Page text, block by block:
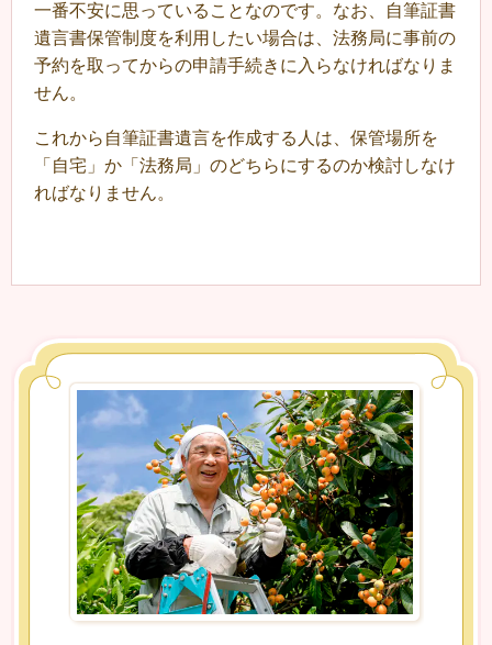
一番不安に思っていることなのです。なお、自筆証書
遺言書保管制度を利用したい場合は、法務局に事前の
予約を取ってからの申請手続きに入らなければなりま
せん。
これから自筆証書遺言を作成する人は、保管場所を
「自宅」か「法務局」のどちらにするのか検討しなけ
ればなりません。